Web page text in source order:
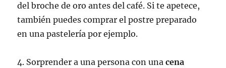
del broche de oro antes del café. Si te apetece,
también puedes comprar el postre preparado
en una pastelería por ejemplo.
4. Sorprender a una persona con unacena